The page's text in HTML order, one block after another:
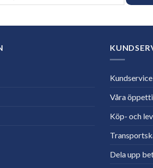
Kundservice
Våra
Köp- och
Dela upp